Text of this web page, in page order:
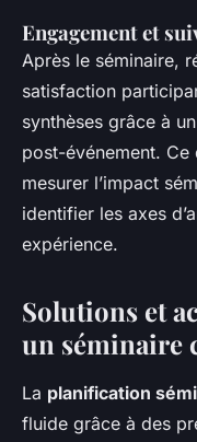
Engagement et
Après le séminaire,
satisfaction
synthèses grâce à
post-événement.
mesurer l’impact
identifier les axes
expérience.
Solutions et
un séminaire
La planification
fluide grâce à des